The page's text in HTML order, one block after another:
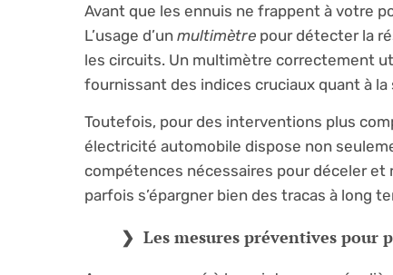
Avant que les ennuis ne frappent à votre
L’usage d’un multimètrepour détecter la
les circuits. Un multimètre correctement
fournissant des indices cruciaux quant à
Toutefois, pour des interventions plus
électricité automobile dispose non
compétences nécessaires pour déceler et
parfois s’épargner bien des tracas à long
Les mesures préventives pour